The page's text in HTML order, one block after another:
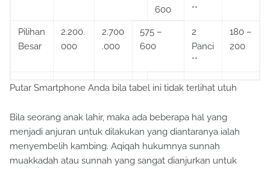
600
**
Pilihan
Besar
2.200.
000
2.700
.000
575 –
600
2
Panci
**
180 –
200
Putar Smartphone Anda bila tabel ini tidak terlihat utuh
Bila seorang anak lahir, maka ada beberapa hal yang
menjadi anjuran untuk dilakukan yang diantaranya ialah
menyembelih kambing. Aqiqah hukumnya sunnah
muakkadah atau sunnah yang sangat dianjurkan untuk